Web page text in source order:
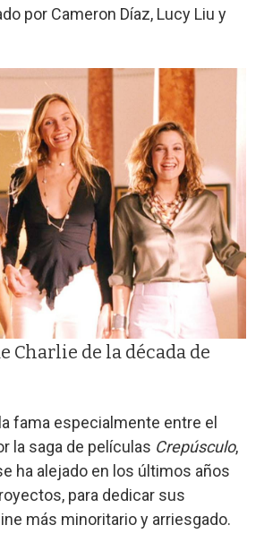
por Cameron Díaz, Lucy Liu y
Charlie de la década de
fama especialmente entre el
la saga de películas Crepúsculo,
ha alejado en los últimos años
para dedicar sus
más minoritario y arriesgado.